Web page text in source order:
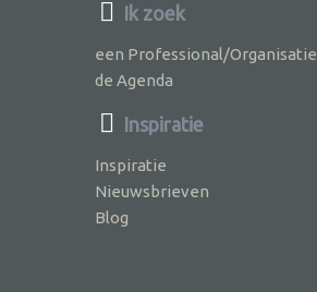
Ik zoek
een Professional/Organisatie
de Agenda
Inspiratie
Inspiratie
Nieuwsbrieven
Blog